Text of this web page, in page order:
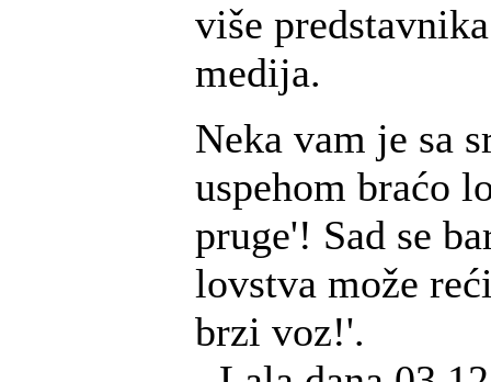
više
medija.
Neka vam je sa
uspehom braćo
pruge'! Sad se
lovstva može
brzi voz!'.